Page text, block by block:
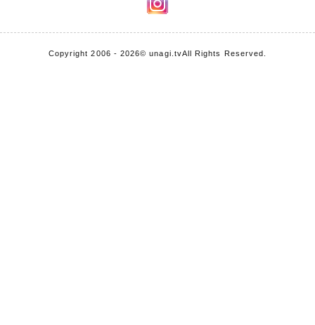
Copyright 2006 - 2026© unagi.tvAll Rights Reserved.